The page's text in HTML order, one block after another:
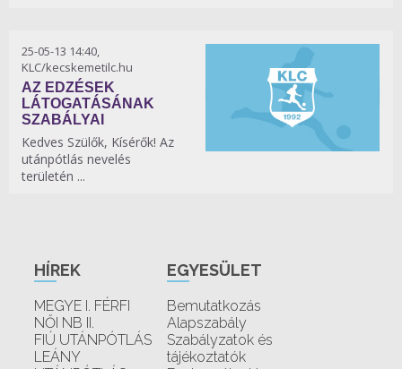
25-05-13 14:40,
KLC/kecskemetilc.hu
AZ EDZÉSEK
LÁTOGATÁSÁNAK
SZABÁLYAI
Kedves Szülők, Kísérők! Az
utánpótlás nevelés
területén ...
HÍREK
MEGYE I. FÉRFI
NŐI NB II.
FIÚ UTÁNPÓTLÁS
LEÁNY
EGYESÜLET
Bemutatkozás
Alapszabály
Szabályzatok és
tájékoztatók